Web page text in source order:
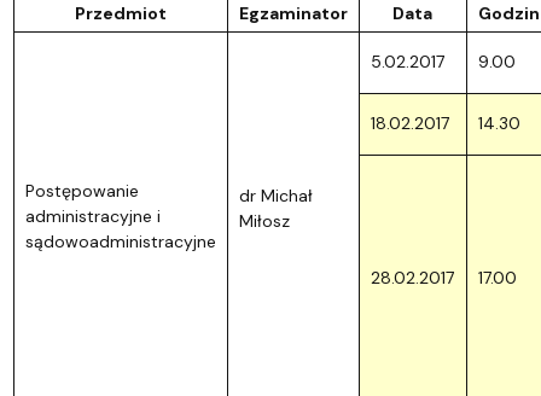
Przedmiot
Egzaminator Data
Postępowanie
administracyjne i
sądowoadministracyjne
dr Michał
Miłosz
5.02.2017 9.00
18.02.2017 14.30
28.02.2017 17.00